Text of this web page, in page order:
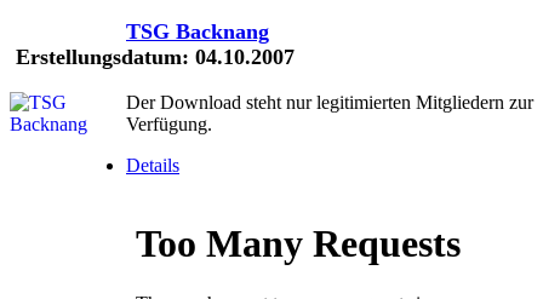
TSG Backnang
Erstellungsdatum: 04.10.2007
Der Download steht nur legitimierten Mitgliedern zur
Verfügung.
Details